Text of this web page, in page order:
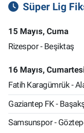
Süper Lig
15 Mayıs, Cuma
Rizespor - Beşiktaş
16 Mayıs,
Fatih Karagümrük -
Gaziantep FK -
Samsunspor -